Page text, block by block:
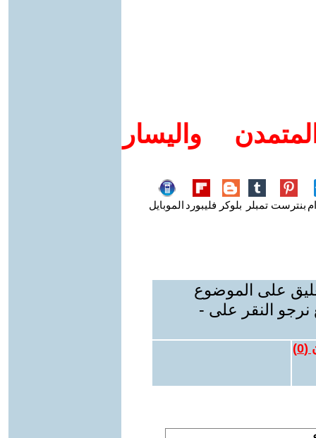
واليسار
بنترست تمبلر بلوكر فليبورد الموبايل
على الموضوع
نرجو النقر على -
(
0
)